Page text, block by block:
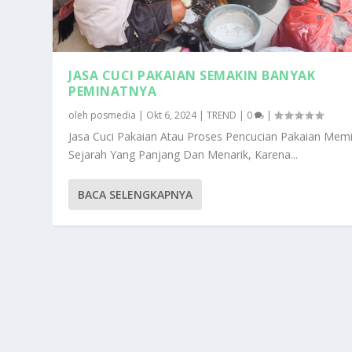
JASA CUCI PAKAIAN SEMAKIN BANYAK
PEMINATNYA
oleh posmedia | Okt 6, 2024|TREND | 0 |
Jasa Cuci Pakaian Atau Proses Pencucian Pakaian
Sejarah Yang Panjang Dan Menarik, Karena...
BACA SELENGKAPNYA